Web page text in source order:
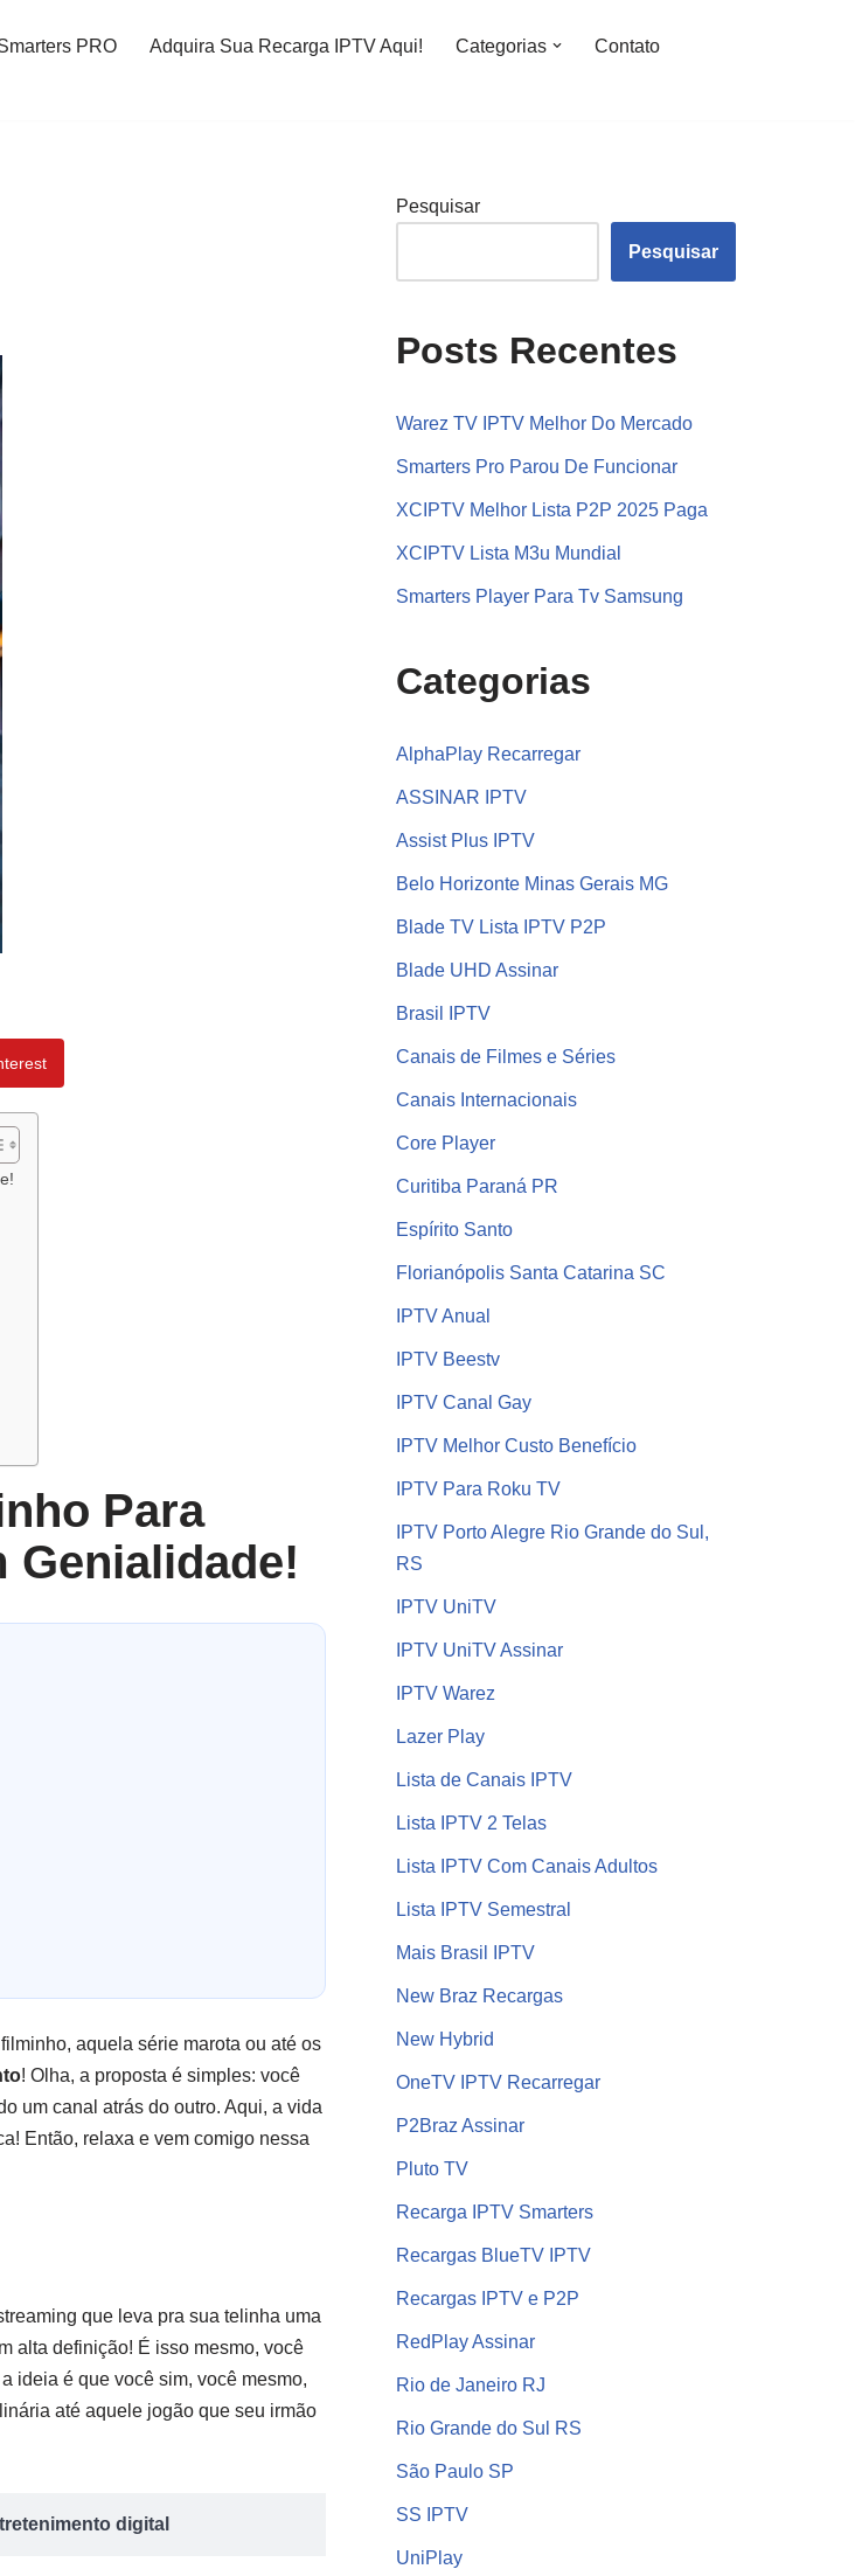
PRO Adquira Sua Recarga IPTV Aqui! Categorias
Contato
Para
Genialidade!
aquela série marota ou até os
! Olha, a proposta é simples: você
um canal atrás do outro. Aqui, a vida
Então, relaxa e vem comigo nessa
que leva pra sua telinha uma
alta definição! É isso mesmo, você
ideia é que você sim, você mesmo,
até aquele jogão que seu irmão
digital
Pesquisar
Pesquisar
Posts Recentes
Warez TV IPTV Melhor Do Mercado
Smarters Pro Parou De Funcionar
XCIPTV Melhor Lista P2P 2025 Paga
XCIPTV Lista M3u Mundial
Smarters Player Para Tv Samsung
Categorias
AlphaPlay Recarregar
ASSINAR IPTV
Assist Plus IPTV
Belo Horizonte Minas Gerais MG
Blade TV Lista IPTV P2P
Blade UHD Assinar
Brasil IPTV
Canais de Filmes e Séries
Canais Internacionais
Core Player
Curitiba Paraná PR
Espírito Santo
Florianópolis Santa Catarina SC
IPTV Anual
IPTV Beestv
IPTV Canal Gay
IPTV Melhor Custo Benefício
IPTV Para Roku TV
IPTV Porto Alegre Rio Grande do Sul,
RS
IPTV UniTV
IPTV UniTV Assinar
IPTV Warez
Lazer Play
Lista de Canais IPTV
Lista IPTV 2 Telas
Lista IPTV Com Canais Adultos
Lista IPTV Semestral
Mais Brasil IPTV
New Braz Recargas
New Hybrid
OneTV IPTV Recarregar
P2Braz Assinar
Pluto TV
Recarga IPTV Smarters
Recargas BlueTV IPTV
Recargas IPTV e P2P
RedPlay Assinar
Rio de Janeiro RJ
Rio Grande do Sul RS
São Paulo SP
SS IPTV
UniPlay